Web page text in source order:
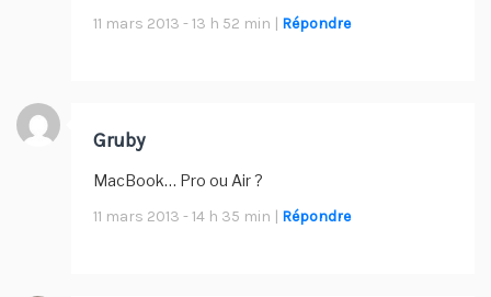
11 mars 2013 - 13 h 52 min | Répondre
Gruby
MacBook… Pro ou Air ?
11 mars 2013 - 14 h 35 min | Répondre